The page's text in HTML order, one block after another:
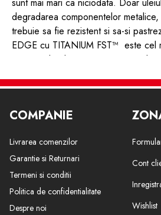
degradarea componentelor
trebuie sa fie rezistent si sa-si
EDGE cu TITANIUM FST™ este cel
avansat ulei din gama noastra.
de ulei si reducand frecarea.
COMPANIE
Livrarea comenzilor
Garantie si Returnari
Termeni si conditii
Politica de confidentialitate
Despre noi
Cont
Wishlist